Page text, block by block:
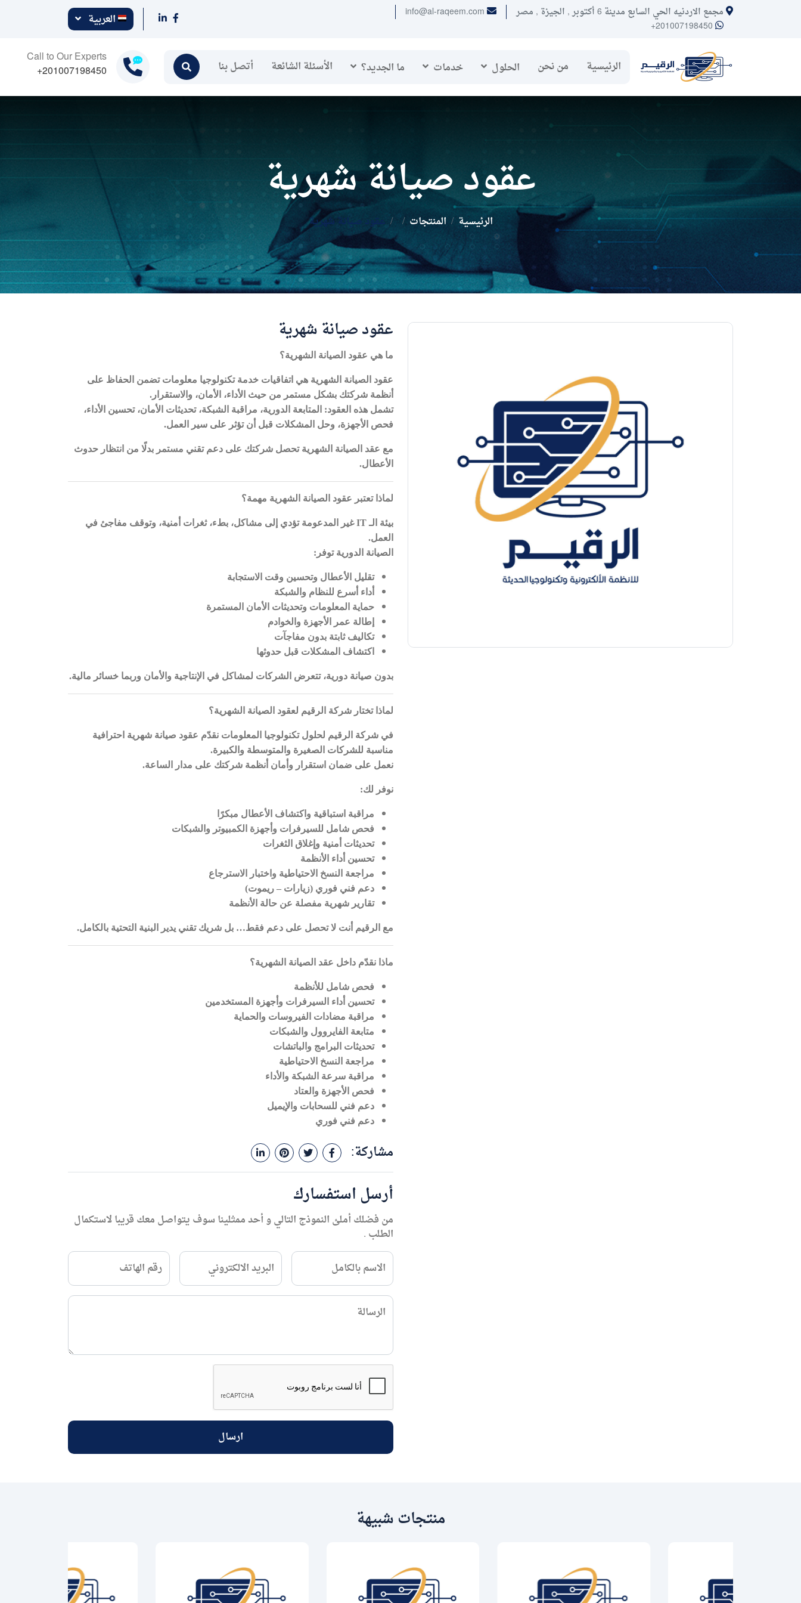
مجمع الاردنيه الحي السابع مدينة 6 أكتوبر , الجيزة , مصر
info@al-raqeem.com
+201007198450
العربية
الرئيسية من نحن الحلول خدمات ما الجديد؟ الأسئلة الشائعة أتصل بنا
Call to Our Experts
+201007198450
عقود صيانة شهرية
الرئيسية المنتجات عقود صيانة شهرية
عقود صيانة شهرية
ما هي عقود الصيانة الشهرية؟
عقود الصيانة الشهرية هي اتفاقيات خدمة تكنولوجيا معلومات تضمن الحفاظ على
أنظمة شركتك بشكل مستمر من حيث الأداء، الأمان، والاستقرار .
تشمل هذه العقود: المتابعة الدورية، مراقبة الشبكة، تحديثات الأمان، تحسين الأداء،
فحص الأجهزة، وحل المشكلات قبل أن تؤثر على سير العمل.
مع عقد الصيانة الشهرية تحصل شركتك على دعم تقني مستمر بدلًا من انتظار حدوث
الأعطال.
لماذا تعتبر عقود الصيانة الشهرية مهمة؟
بيئة الـ ITغير المدعومة تؤدي إلى مشاكل، بطء، ثغرات أمنية، وتوقف مفاجئ في
العمل.
الصيانة الدورية توفر :
تقليل الأعطال وتحسين وقت الاستجابة
أداء أسرع للنظام والشبكة
حماية المعلومات وتحديثات الأمان المستمرة
إطالة عمر الأجهزة والخوادم
تكاليف ثابتة بدون مفاجآت
اكتشاف المشكلات قبل حدوثها
بدون صيانة دورية، تتعرض الشركات لمشاكل في الإنتاجية والأمان وربما خسائر مالية.
لماذا تختار شركة الرقيم لعقود الصيانة الشهرية؟
في شركة الرقيم لحلول تكنولوجيا المعلومات نقدّم عقود صيانة شهرية احترافية
مناسبة للشركات الصغيرة والمتوسطة والكبيرة.
نعمل على ضمان استقرار وأمان أنظمة شركتك على مدار الساعة.
نوفر لك:
مراقبة استباقية واكتشاف الأعطال مبكرًا
فحص شامل للسيرفرات وأجهزة الكمبيوتر والشبكات
تحديثات أمنية وإغلاق الثغرات
تحسين أداء الأنظمة
مراجعة النسخ الاحتياطية واختبار الاسترجاع
دعم فني فوري (زيارات – ريموت)
تقارير شهرية مفصلة عن حالة الأنظمة
مع الرقيم أنت لا تحصل على دعم فقط… بل شريك تقني يدير البنية التحتية بالكامل.
ماذا نقدّم داخل عقد الصيانة الشهرية؟
فحص شامل للأنظمة
تحسين أداء السيرفرات وأجهزة المستخدمين
مراقبة مضادات الفيروسات والحماية
متابعة الفايروول والشبكات
تحديثات البرامج والباتشات
مراجعة النسخ الاحتياطية
مراقبة سرعة الشبكة والأداء
فحص الأجهزة والعتاد
دعم فني للسحابات والإيميل
دعم فني فوري
مشاركة:
أرسل استفسارك
من فضلك أملئ النموذج التالي و أحد ممثلينا سوف يتواصل معك قريبا لاستكمال
الطلب .
الاسم بالكامل
البريد الالكتروني رقم الهاتف
الرسالة
ارسال
منتجات شبيهة